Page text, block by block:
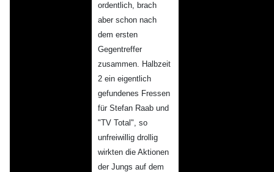
ordentlich, brach
aber schon nach
dem ersten
Gegentreffer
zusammen. Halbzeit
2 ein eigentlich
gefundenes Fressen
für Stefan Raab und
"TV Total", so
unfreiwillig drollig
wirkten die Aktionen
der Jungs auf dem